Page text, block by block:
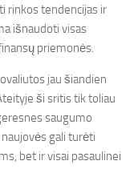
rinkos tendencijas ir
išnaudoti visas
priemonės.
jau šiandien
ši sritis tik toliau
saugumo
gali turėti
bet ir visai pasaulinei